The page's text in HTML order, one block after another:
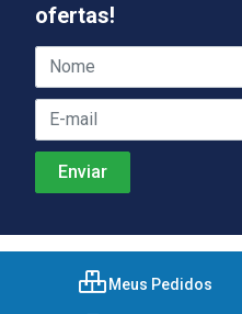
ofertas!
Meus Pedidos